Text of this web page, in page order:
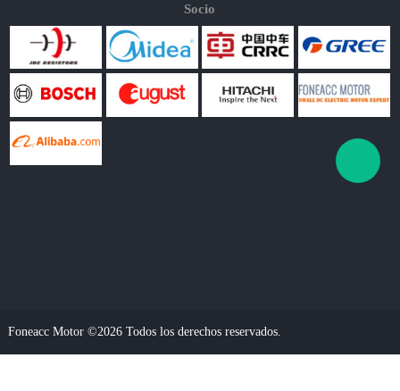
Socio
Foneacc Motor ©2026 Todos los derechos reservados.